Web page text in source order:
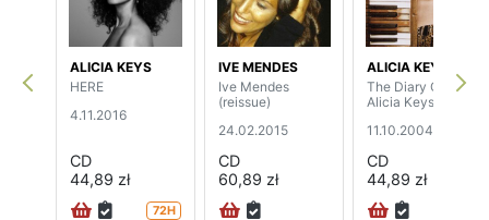
ALICIA KEYS
HERE
4.11.2016
CD
44,89 zł
72H
IVE MENDES
Ive Mendes
(reissue)
24.02.2015
CD
60,89 zł
ALICIA KEYS
The Diary Of
Alicia Keys
11.10.2004
CD
44,89 zł